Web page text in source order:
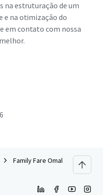
na estruturação de um
na otimização do
em contato com nossa
Family Fare Omaha Portfolio